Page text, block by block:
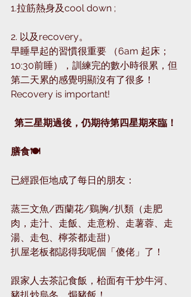
1.拉筋熱身及cool down ;
2. 以及recovery。
早睡早起的習慣很重要 （6am 起床；
10:30前睡），訓練完的數小時很累，但
第二天累的感覺明顯沒有了很多！
Recovery is important!
第三星期過後，仍期待第四星期來臨！
膳食🍽
已經跟佢地成了每日的朋友：
蒸三文魚/西蘭花/鷄胸/扒類（走肥
肉，走汁、走飯、走意粉、走薯蓉、走
湯、走包、檸茶都走甜）
扒屋老板都認得我呢個「傻佬」了！
跟家人去茶記食飯，枱面有干炒牛河、